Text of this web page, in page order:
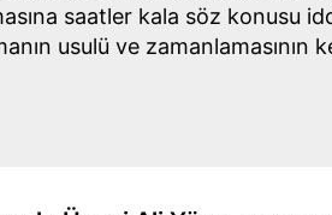
saatler kala söz konusu
usulü ve zamanlamasının